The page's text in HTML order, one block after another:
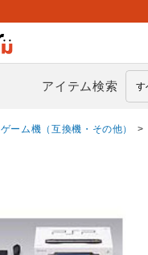
アイテム検索
ゲーム機（互換機・その他） >